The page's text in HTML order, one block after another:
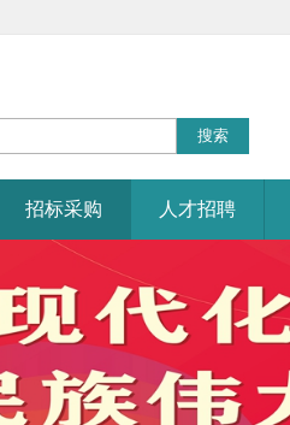
招标采购 人才招聘